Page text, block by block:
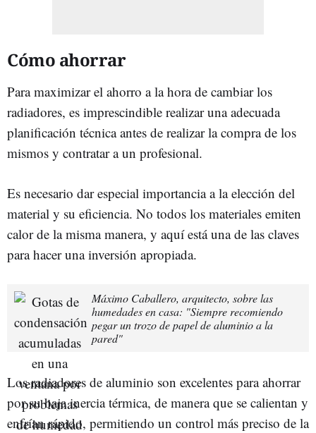
Cómo ahorrar
Para maximizar el ahorro a la hora de cambiar los
radiadores, es imprescindible realizar una adecuada
planificación técnica antes de realizar la compra de los
mismos y contratar a un profesional.
Es necesario dar especial importancia a la elección del
material y su eficiencia. No todos los materiales emiten
calor de la misma manera, y aquí está una de las claves
para hacer una inversión apropiada.
Máximo Caballero, arquitecto, sobre las
humedades en casa: "Siempre recomiendo
pegar un trozo de papel de aluminio a la
pared"
Los radiadores de aluminio son excelentes para ahorrar
por su baja inercia térmica, de manera que se calientan y
enfrían rápido, permitiendo un control más preciso de la